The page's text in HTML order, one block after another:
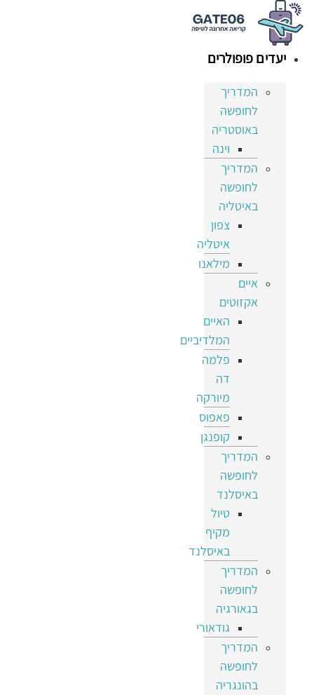
דלג
לתוכן
יעדים פופולרים
המדריך
לחופשה
באוסטריה
וינה
המדריך
לחופשה
באיטליה
צפון
איטליה
מילאנו
איים
אקזוטים
האיים
המלדיביים
פלמה
דה
מיורקה
פאפוס
קופנגן
המדריך
לחופשה
באיסלנד
טיול
מקיף
באיסלנד
המדריך
לחופשה
בגאורגיה
גודאורי
המדריך
לחופשה
בהונגריה